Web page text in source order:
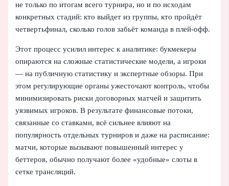
не только по итогам всего турнира, но и по исходам
конкретных стадий: кто выйдет из группы, кто пройдёт
четвертьфинал, сколько голов забьёт команда в плей-офф.
Этот процесс усилил интерес к аналитике: букмекеры
опираются на сложные статистические модели, а игроки
— на публичную статистику и экспертные обзоры. При
этом регулирующие органы ужесточают контроль, чтобы
минимизировать риски договорных матчей и защитить
уязвимых игроков. В результате финансовые потоки,
связанные со ставками, всё сильнее влияют на
популярность отдельных турниров и даже на расписание:
матчи, которые вызывают повышенный интерес у
беттеров, обычно получают более «удобные» слоты в
сетке трансляций.